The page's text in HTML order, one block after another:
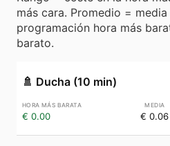
más cara. Promedio =
programación hora más
barato.
🚿 Ducha (10 min)
€ 0.00 € 0.06